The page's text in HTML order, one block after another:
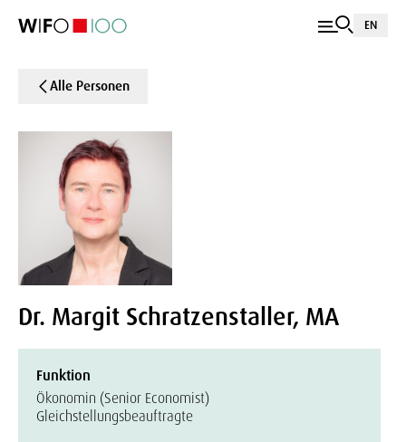
EN
Alle Personen
Dr. Margit Schratzenstaller, MA
Funktion
Ökonomin (Senior Economist)
Gleichstellungsbeauftragte